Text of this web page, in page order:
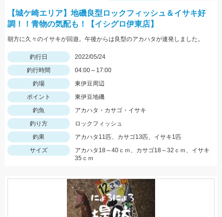
【城ケ崎エリア】地磯良型ロックフィッシュ＆イサキ好
調！！青物の気配も！【イシグロ伊東店】
朝方に久々のイサキが回遊。午後からは良型のアカハタが連発しました。
釣行日
2022/05/24
釣行時間
04:00～17:00
釣場
東伊豆周辺
ポイント
東伊豆地磯
釣魚
アカハタ・カサゴ・イサキ
釣り方
ロックフィッシュ
釣果
アカハタ11匹、カサゴ13匹、イサキ1匹
サイズ
アカハタ18～40ｃｍ、カサゴ18～32ｃｍ、イサキ
35ｃｍ